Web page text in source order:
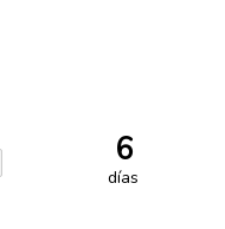
6
días